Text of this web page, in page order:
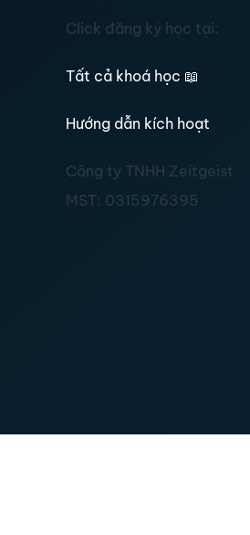
Click đăng ký học tại:
Tất cả khoá học 📖
Hướng dẫn kích hoạt
Công ty TNHH Zeitgeist
MST: 0315976395